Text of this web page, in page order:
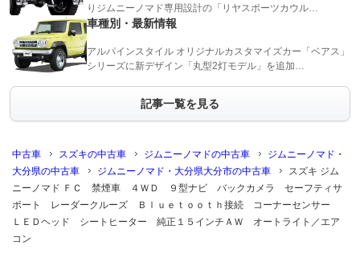
りジムニーノマド専用設計の「リヤスポーツカウル…
車種別・最新情報
アルパインスタイル オリジナルカスタマイズカー「ベアス」
シリーズに新デザイン「丸型2灯モデル」を追加…
記事一覧を見る
中古車 スズキの中古車 ジムニーノマドの中古車
ジムニーノマド・
大分県の中古車
ジムニーノマド・大分県大分市の中古車
スズキ ジム
ニーノマド ＦＣ 禁煙車 ４ＷＤ ９型ナビ バックカメラ セーフティサ
ポート レーダークルーズ Ｂｌｕｅｔｏｏｔｈ接続 コーナーセンサー
ＬＥＤヘッド シートヒーター 純正１５インチＡＷ オートライト／エア
コン